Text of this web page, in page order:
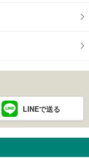
LINEで送る